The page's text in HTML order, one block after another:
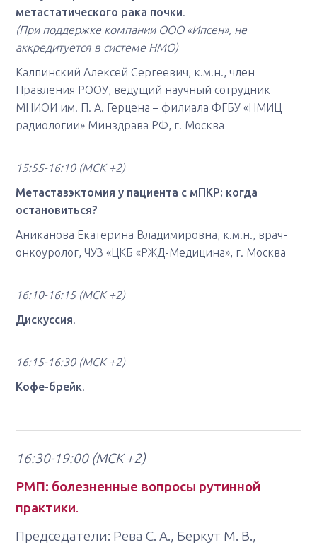
метастатического рака почки.
(При поддержке компании ООО «Ипсен», не
аккредитуется в системе НМО)
Калпинский Алексей Сергеевич, к.м.н., член
Правления РООУ, ведущий научный сотрудник
МНИОИ им. П. А. Герцена – филиала ФГБУ «НМИЦ
радиологии» Минздрава РФ, г. Москва
15:55-16:10 (МСК +2)
Метастазэктомия у пациента с мПКР: когда
остановиться?
Аниканова Екатерина Владимировна, к.м.н., врач-
онкоуролог, ЧУЗ «ЦКБ «РЖД-Медицина», г. Москва
16:10-16:15 (МСК +2)
Дискуссия.
16:15-16:30 (МСК +2)
Кофе-брейк.
16:30-19:00 (МСК +2)
РМП: болезненные вопросы рутинной
практики.
Председатели: Рева С. А., Беркут М. В.,